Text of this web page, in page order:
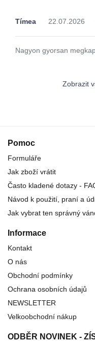
Tímea 22.07.2026
Nagyon gyorsan
Zobrazit
Pomoc
Formuláře
Jak zboží vrátit
Často kladené dotazy -
Návod k použití, praní a
Jak vybrat ten správný
Informace
Kontakt
O nás
Obchodní podmínky
Ochrana osobních údajů
NEWSLETTER
Velkoobchodní nákup
ODBĚR NOVINEK -